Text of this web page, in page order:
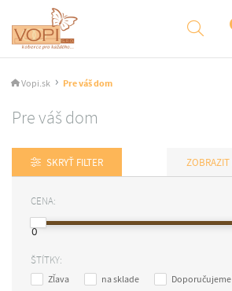
Vopi.sk Pre váš dom
Pre váš dom
SKRYŤ FILTER
CENA:
0
ŠTÍTKY:
Zľava
na sklade Doporučujeme